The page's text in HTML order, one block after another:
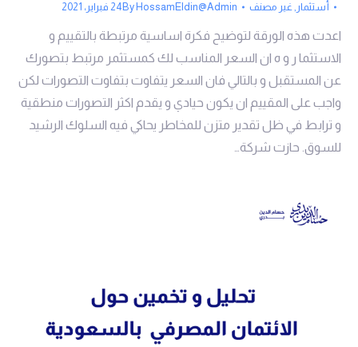
أستثمار ,غير مصنف By HossamEldin@Admin 24 فبراير، 2021
اعدت هذه الورقة لتوضيح فكرة اساسية مرتبطة بالتقييم و
الاستثما ر و ه ان السعر المناسب لك كمستثمر مرتبط بتصورك
عن المستقبل و بالتالي فان السعر يتفاوت بتفاوت التصورات لكن
واجب على المقييم ان يكون حيادي و يقدم اكثر التصورات منطقية
و ترابط في ظل تقدير متزن للمخاطر يحاكي فيه السلوك الرشيد
للسوق. حازت شركة…